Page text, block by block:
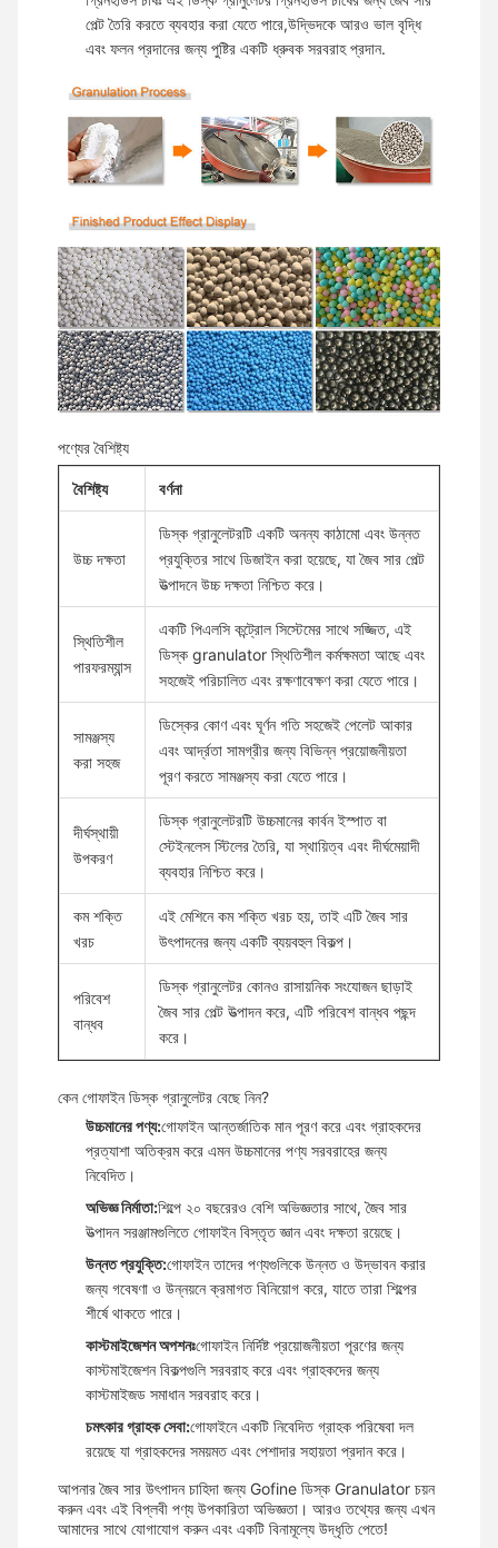
পেল্ট তৈরি করতে ব্যবহার করা যেতে পারে,উদ্ভিদকে আরও ভাল বৃদ্ধি
এবং ফলন প্রদানের জন্য পুষ্টির একটি ধ্রুবক সরবরাহ প্রদান.
পণ্যের বৈশিষ্ট্য
বৈশিষ্ট্য বর্ণনা
উচ্চ দক্ষতা
ডিস্ক গ্রানুলেটরটি একটি অনন্য কাঠামো এবং উন্নত
প্রযুক্তির সাথে ডিজাইন করা হয়েছে, যা জৈব সার পেল্ট
উত্পাদনে উচ্চ দক্ষতা নিশ্চিত করে।
স্থিতিশীল
পারফরম্যান্স
একটি পিএলসি কন্ট্রোল সিস্টেমের সাথে সজ্জিত, এই
ডিস্ক granulator স্থিতিশীল কর্মক্ষমতা আছে এবং
সহজেই পরিচালিত এবং রক্ষণাবেক্ষণ করা যেতে পারে।
সামঞ্জস্য
করা সহজ
ডিস্কের কোণ এবং ঘূর্ণন গতি সহজেই পেলেট আকার
এবং আর্দ্রতা সামগ্রীর জন্য বিভিন্ন প্রয়োজনীয়তা
পূরণ করতে সামঞ্জস্য করা যেতে পারে।
দীর্ঘস্থায়ী
উপকরণ
ডিস্ক গ্রানুলেটরটি উচ্চমানের কার্বন ইস্পাত বা
স্টেইনলেস স্টিলের তৈরি, যা স্থায়িত্ব এবং দীর্ঘমেয়াদী
ব্যবহার নিশ্চিত করে।
কম শক্তি
খরচ
এই মেশিনে কম শক্তি খরচ হয়, তাই এটি জৈব সার
উৎপাদনের জন্য একটি ব্যয়বহুল বিকল্প।
পরিবেশ
বান্ধব
ডিস্ক গ্রানুলেটর কোনও রাসায়নিক সংযোজন ছাড়াই
জৈব সার পেল্ট উত্পাদন করে, এটি পরিবেশ বান্ধব পছন্দ
করে।
কেন গোফাইন ডিস্ক গ্রানুলেটর বেছে নিন?
উচ্চমানের পণ্য:গোফাইন আন্তর্জাতিক মান পূরণ করে এবং গ্রাহকদের
প্রত্যাশা অতিক্রম করে এমন উচ্চমানের পণ্য সরবরাহের জন্য
নিবেদিত।
অভিজ্ঞ নির্মাতা:শিল্পে ২০ বছরেরও বেশি অভিজ্ঞতার সাথে, জৈব সার
উত্পাদন সরঞ্জামগুলিতে গোফাইন বিস্তৃত জ্ঞান এবং দক্ষতা রয়েছে।
উন্নত প্রযুক্তি:গোফাইন তাদের পণ্যগুলিকে উন্নত ও উদ্ভাবন করার
জন্য গবেষণা ও উন্নয়নে ক্রমাগত বিনিয়োগ করে, যাতে তারা শিল্পের
শীর্ষে থাকতে পারে।
কাস্টমাইজেশন অপশনঃগোফাইন নির্দিষ্ট প্রয়োজনীয়তা পূরণের জন্য
কাস্টমাইজেশন বিকল্পগুলি সরবরাহ করে এবং গ্রাহকদের জন্য
কাস্টমাইজড সমাধান সরবরাহ করে।
চমৎকার গ্রাহক সেবা:গোফাইনে একটি নিবেদিত গ্রাহক পরিষেবা দল
রয়েছে যা গ্রাহকদের সময়মত এবং পেশাদার সহায়তা প্রদান করে।
আপনার জৈব সার উৎপাদন চাহিদা জন্য Gofine ডিস্ক Granulator চয়ন
করুন এবং এই বিপ্লবী পণ্য উপকারিতা অভিজ্ঞতা। আরও তথ্যের জন্য এখন
আমাদের সাথে যোগাযোগ করুন এবং একটি বিনামূল্যে উদ্ধৃতি পেতে!